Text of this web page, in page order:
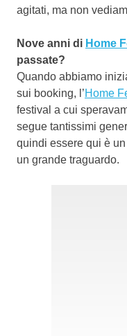
agitati, ma non
Nove anni di Home
passate?
Quando abbiamo
sui booking, l’Home
festival a cui
segue tantissimi
quindi essere qui è
un grande traguardo.